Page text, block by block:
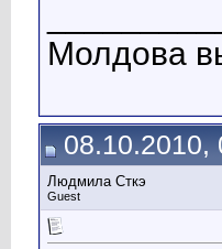
Молдова
08.10.2010,
Людмила Сткэ
Guest